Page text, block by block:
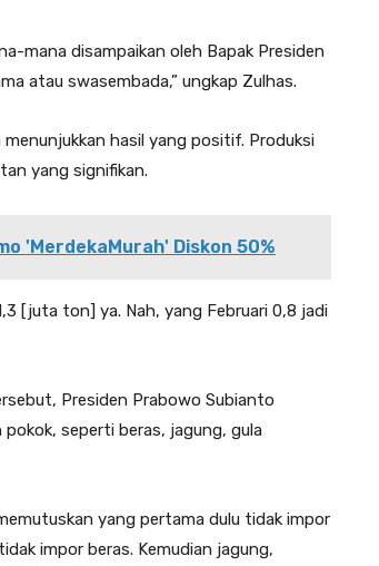
mana disampaikan oleh Bapak Presiden
atau swasembada,” ungkap Zulhas.
menunjukkan hasil yang positif. Produksi
yang signifikan.
'MerdekaMurah' Diskon 50%
[juta ton] ya. Nah, yang Februari 0,8 jadi
Presiden Prabowo Subianto
seperti beras, jagung, gula
yang pertama dulu tidak impor
impor beras. Kemudian jagung,